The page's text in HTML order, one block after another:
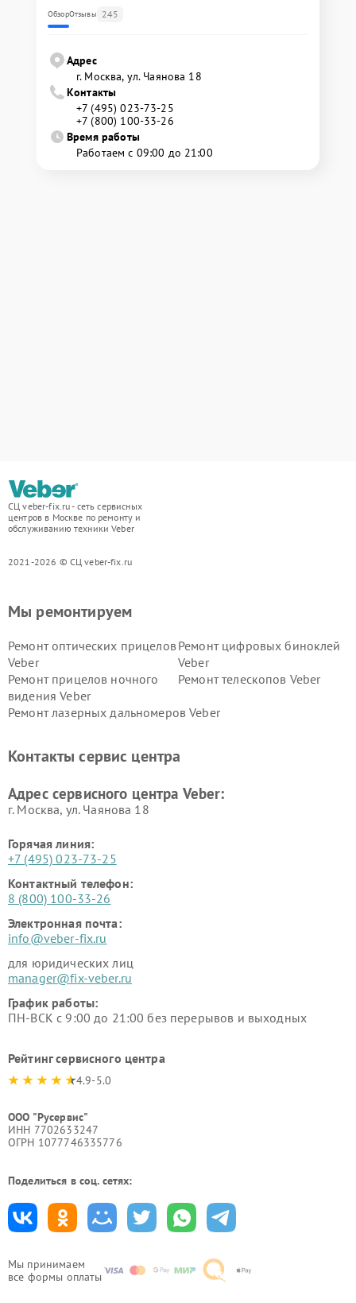
ОбзорОтзывы 245
Адрес
г. Москва, ул. Чаянова 18
Контакты
+7 (495) 023-73-25
+7 (800) 100-33-26
Время работы
Работаем с 09:00 до 21:00
СЦ veber-fix.ru - сеть сервисных
центров в Москве по ремонту и
обслуживанию техники Veber
2021-2026 © СЦ veber-fix.ru
Мы принимаем
все формы оплаты
Мы ремонтируем
Ремонт оптических прицелов
Veber
Ремонт цифровых биноклей
Veber
Ремонт прицелов ночного
видения Veber
Ремонт телескопов Veber
Ремонт лазерных дальномеров Veber
Контакты сервис центра
Адрес сервисного центра Veber:
г. Москва, ул. Чаянова 18
Горячая линия:
+7 (495) 023-73-25
Контактный телефон:
8 (800) 100-33-26
Электронная почта:
info@veber-fix.ru
для юридических лиц
manager@fix-veber.ru
График работы:
ПН-ВСК с 9:00 до 21:00 без перерывов и выходных
Рейтинг сервисного центра
4.9-5.0
ООО "Русервис"
ИНН 7702633247
ОГРН 1077746335776
Поделиться в соц. сетях: